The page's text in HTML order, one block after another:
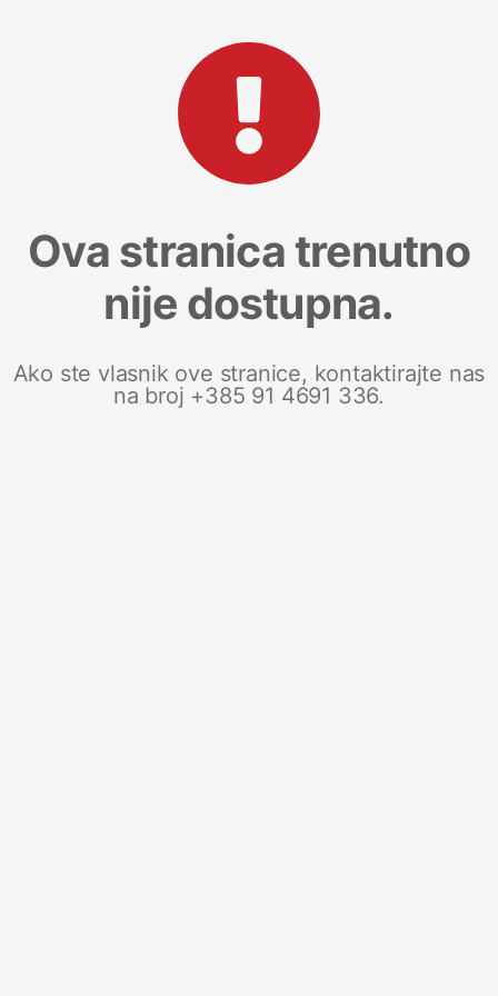
Ova stranica trenutno
nije dostupna.
Ako ste vlasnik ove stranice, kontaktirajte nas
na broj +385 91 4691 336.